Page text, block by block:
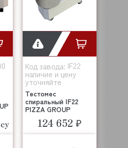
Код завода: IF22
наличие и цену
уточняйте
Тестомес
спиральный IF22
PIZZA GROUP
124 652 ₽